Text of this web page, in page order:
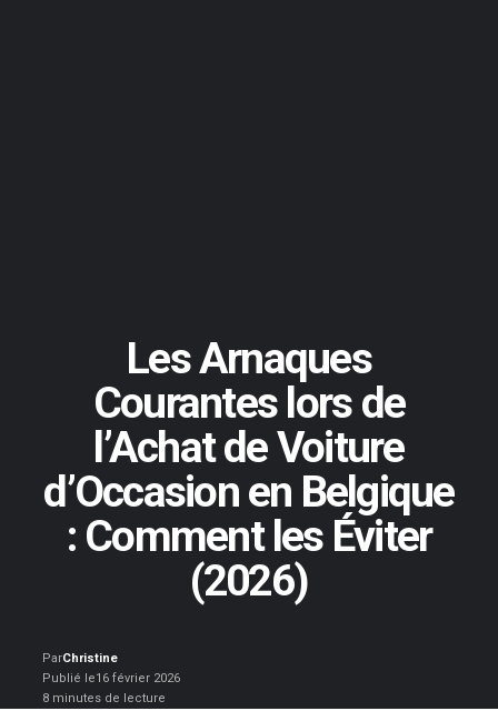
Les Arnaques
Courantes lors de
l’Achat de Voiture
d’Occasion en Belgique
: Comment les Éviter
(2026)
ParChristine
Publié le16 février 2026
8 minutes de lecture